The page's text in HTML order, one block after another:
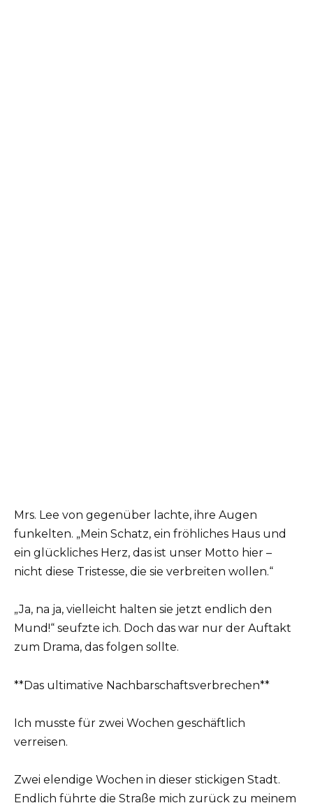
Mrs. Lee von gegenüber lachte, ihre Augen
funkelten. „Mein Schatz, ein fröhliches Haus und
ein glückliches Herz, das ist unser Motto hier –
nicht diese Tristesse, die sie verbreiten wollen.“
„Ja, na ja, vielleicht halten sie jetzt endlich den
Mund!“ seufzte ich. Doch das war nur der Auftakt
zum Drama, das folgen sollte.
**Das ultimative Nachbarschaftsverbrechen**
Ich musste für zwei Wochen geschäftlich
verreisen.
Zwei elendige Wochen in dieser stickigen Stadt.
Endlich führte die Straße mich zurück zu meinem